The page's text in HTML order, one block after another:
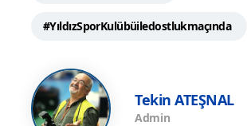
#YıldızSporKulübüiledostlukmaçında
Tekin ATEŞNAL
Admin